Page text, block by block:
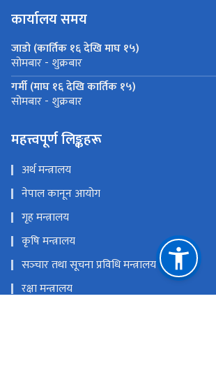
कार्यालय समय
जाडो (कार्तिक १६ देखि माघ १५)
सोमबार - शुक्रबार
गर्मी (माघ १६ देखि कार्तिक १५)
सोमबार - शुक्रबार
महत्त्वपूर्ण लिङ्कहरू
अर्थ मन्त्रालय
नेपाल कानून आयोग
गृह मन्त्रालय
कृषि मन्त्रालय
सञ्‍चार तथा सूचना प्रविधि मन्त्रालय
रक्षा मन्त्रालय